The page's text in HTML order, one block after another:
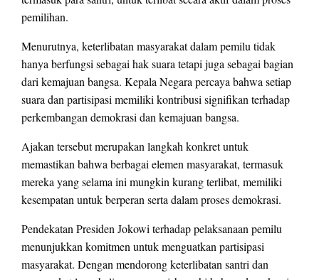
pemilihan.
Menurutnya, keterlibatan masyarakat dalam pemilu tidak
hanya berfungsi sebagai hak suara tetapi juga sebagai bagian
dari kemajuan bangsa. Kepala Negara percaya bahwa setiap
suara dan partisipasi memiliki kontribusi signifikan terhadap
perkembangan demokrasi dan kemajuan bangsa.
Ajakan tersebut merupakan langkah konkret untuk
memastikan bahwa berbagai elemen masyarakat, termasuk
mereka yang selama ini mungkin kurang terlibat, memiliki
kesempatan untuk berperan serta dalam proses demokrasi.
Pendekatan Presiden Jokowi terhadap pelaksanaan pemilu
menunjukkan komitmen untuk menguatkan partisipasi
masyarakat. Dengan mendorong keterlibatan santri dan